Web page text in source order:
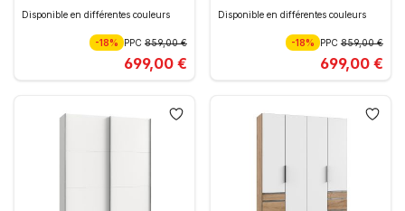
Disponible en différentes couleurs
-18% PPC 859,00 €
699,00 €
A
Disponible en différentes couleurs
-18% PPC859,00 €
699,00 €